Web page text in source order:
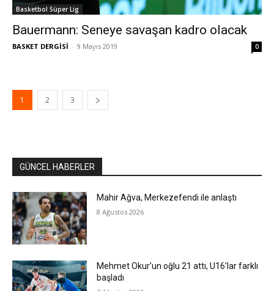
Basketbol Süper Lig
Bauermann: Seneye savaşan kadro olacak
BASKET DERGİSİ - 9 Mayıs 2019 0
1 2 3
GÜNCEL HABERLER
Mahir Ağva, Merkezefendi ile anlaştı
8 Ağustos 2026
Mehmet Okur’un oğlu 21 attı, U16’lar farklı
başladı